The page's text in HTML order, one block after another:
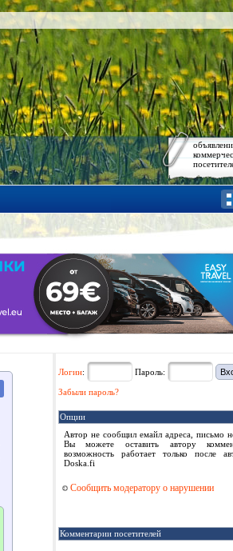
Логин: Пароль:
Забыли пароль?
Опции
Автор не сообщил емайл адреса, письмо
Вы можете оставить автору
возможность работает только после
Doska.fi
Сообщить модератору о нарушении
Комментарии посетителей